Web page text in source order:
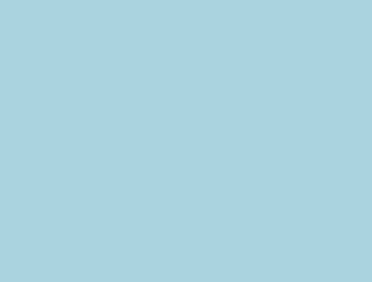
Italiano, Collegamento Internet, TV, Aria
Servizio Congressi, Accessibili a